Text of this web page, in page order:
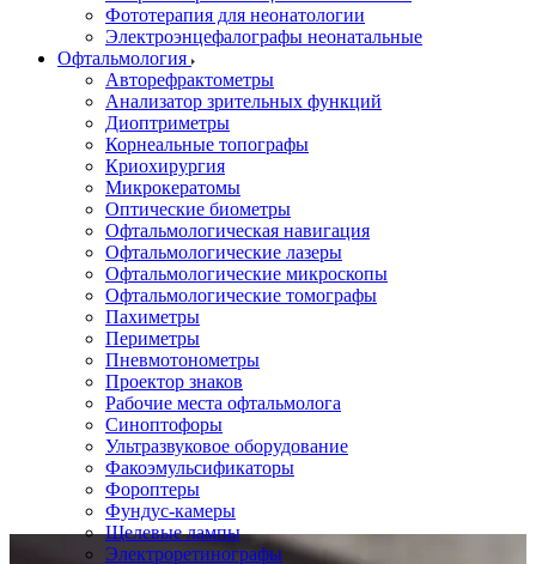
Фототерапия для неонатологии
Электроэнцефалографы неонатальные
Офтальмология
Авторефрактометры
Анализатор зрительных функций
Диоптриметры
Корнеальные топографы
Криохирургия
Микрокератомы
Оптические биометры
Офтальмологическая навигация
Офтальмологические лазеры
Офтальмологические микроскопы
Офтальмологические томографы
Пахиметры
Периметры
Пневмотонометры
Проектор знаков
Рабочие места офтальмолога
Синоптофоры
Ультразвуковое оборудование
Факоэмульсификаторы
Фороптеры
Фундус-камеры
Щелевые лампы
Электроретинографы